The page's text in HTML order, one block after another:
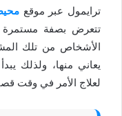
ترايمول عبر موقع
تتعرض بصفة مستمرة
الأشخاص من تلك
يعاني منها، ولذلك
لعلاج الأمر في وقت